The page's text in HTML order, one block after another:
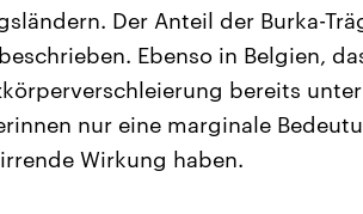
Der Anteil der Burka-
Ebenso in Belgien,
bereits
nur eine marginale
Wirkung haben.